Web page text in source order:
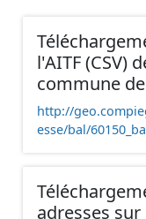
l'AITF (CSV)
commune
http://
esse/bal/
adresses